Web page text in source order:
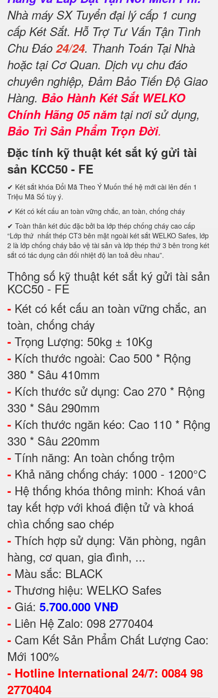
Nhà máy SX Tuyển đại lý cấp 1 cung
cấp Két Sắt. Hỗ Trợ Tư Vấn Tận Tình
Chu Đáo 24/24. Thanh Toán Tại Nhà
hoặc tại Cơ Quan. Dịch vụ chu đáo
chuyên nghiệp, Đảm Bảo Tiến Độ Giao
Hàng. Bảo Hành Két Sắt WELKO
Chính Hãng 05 năm tại nơi sử dụng,
Bảo Trì Sản Phẩm Trọn Đời.
Đặc tính kỹ thuật két sắt ký gửi tài
sản KCC50 - FE
✔ Két sắt khóa Đổi Mã Theo Ý Muốn thế hệ mới cài lên đến 1
Triệu Mã Số tùy ý.
✔ Két có kết cấu an toàn vững chắc, an toàn, chống cháy
✔ Toàn thân két đúc đặc bởi ba lớp thép chống cháy cao cấp
“Lớp thứ nhất thép CT3 bên mặt ngoài két sắt WELKO Safes, lớp
2 là lớp chống cháy bảo vệ tài sản và lớp thép thứ 3 bên trong két
sắt có tác dụng cân đối nhiệt độ lan toả đều nhau”.
Thông số kỹ thuật két sắt ký gửi tài sản
KCC50 - FE
- Két có kết cấu an toàn vững chắc, an
toàn, chống cháy
- Trọng Lượng: 50kg ± 10Kg
- Kích thước ngoài: Cao 500 * Rộng
380 * Sâu 410mm
- Kích thước sử dụng: Cao 270 * Rộng
330 * Sâu 290mm
- Kích thước ngăn kéo: Cao 110 * Rộng
330 * Sâu 220mm
- Tính năng: An toàn chống trộm
- Khả năng chống cháy: 1000 - 1200°C
- Hệ thống khóa thông minh: Khoá vân
tay kết hợp với khoá điện tử và khoá
chìa chống sao chép
- Thích hợp sử dụng: Văn phòng, ngân
hàng, cơ quan, gia đình, ...
- Màu sắc: BLACK
- Thương hiệu: WELKO Safes
- Giá: 5.700.000 VNĐ
- Liên Hệ Zalo: 098 2770404
- Cam Kết Sản Phẩm Chất Lượng Cao:
Mới 100%
- Hotline International 24/7: 0084 98
2770404